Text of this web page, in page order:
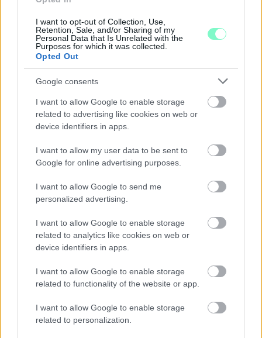
I want to opt-out of Collection, Use,
Retention, Sale, and/or Sharing of my
Personal Data that Is Unrelated with the
Purposes for which it was collected.
Opted Out
Google consents
I want to allow Google to enable storage
related to advertising like cookies on web or
device identifiers in apps.
I want to allow my user data to be sent to
Google for online advertising purposes.
I want to allow Google to send me
personalized advertising.
I want to allow Google to enable storage
related to analytics like cookies on web or
device identifiers in apps.
I want to allow Google to enable storage
related to functionality of the website or app.
I want to allow Google to enable storage
related to personalization.
összevetésben a fogyasztói árak, miközben az élelmiszerek ára
már csökkent.
Szólj hozzá!
A BAROKK ÖSSZES ÁRNYALATA ÉS MÉG EGY SOR
KIVÁLÓ PROGRAM VÁR MINDENKIT EZEN A HÉTVÉGÉN
GYŐRBEN
Majka koncert, jóga szeánsz, “borhajózás” és egy csomó minden